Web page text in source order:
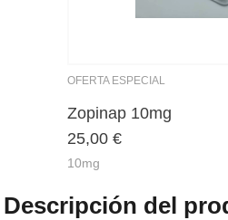
OFERTA ESPECIAL
Zopinap 10mg
25,00 €
10mg
Descripción del